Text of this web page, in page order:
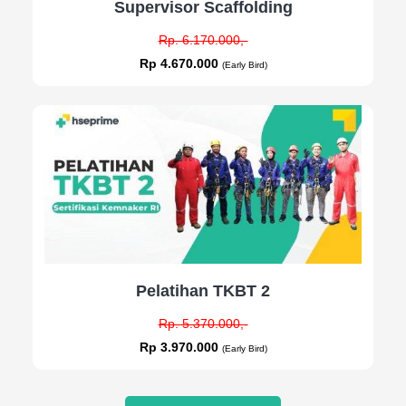
Supervisor Scaffolding
Rp. 6.170.000,-
Rp 4.670.000 (Early Bird)
Pelatihan TKBT 2
Rp. 5.370.000,-
Rp 3.970.000 (Early Bird)